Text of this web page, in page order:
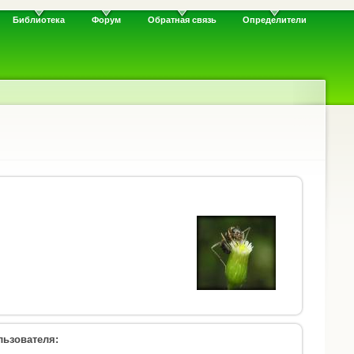
Библиотека Форум Обратная связь Определители